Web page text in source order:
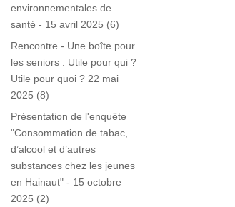
environnementales de
santé - 15 avril 2025 (6)
Rencontre - Une boîte pour
les seniors : Utile pour qui ?
Utile pour quoi ? 22 mai
2025 (8)
Présentation de l'enquête
"Consommation de tabac,
d’alcool et d’autres
substances chez les jeunes
en Hainaut" - 15 octobre
2025 (2)